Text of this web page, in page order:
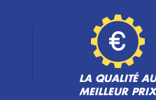
LA QUALITÉ AU
MEILLEUR PRIX